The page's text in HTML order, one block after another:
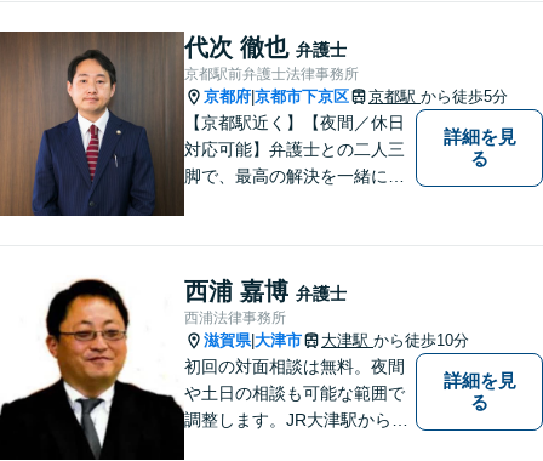
気軽にご相談下さい。
代次 徹也 弁護士
京都駅前弁護士法律事務所
京都府 京都市下京区 京都駅 から徒歩5分
【京都駅近く】【夜間／休日
対応可能】弁護士との二人三
脚で、最高の解決を一緒に目
可能です。【地域に根ざした
弁護士】まずは当事務所の無
料法律相談をご体験くださ
い。
詳細を見
る
西浦 嘉博 弁護士
西浦法律事務所
滋賀県|大津市 大津駅 から徒歩10分
初回の対面相談は無料。夜間
や土日の相談も可能な範囲で
調整します。JR大津駅から徒
詳細を見
る